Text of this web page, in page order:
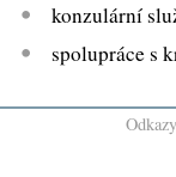
konzulární
spolupráce s